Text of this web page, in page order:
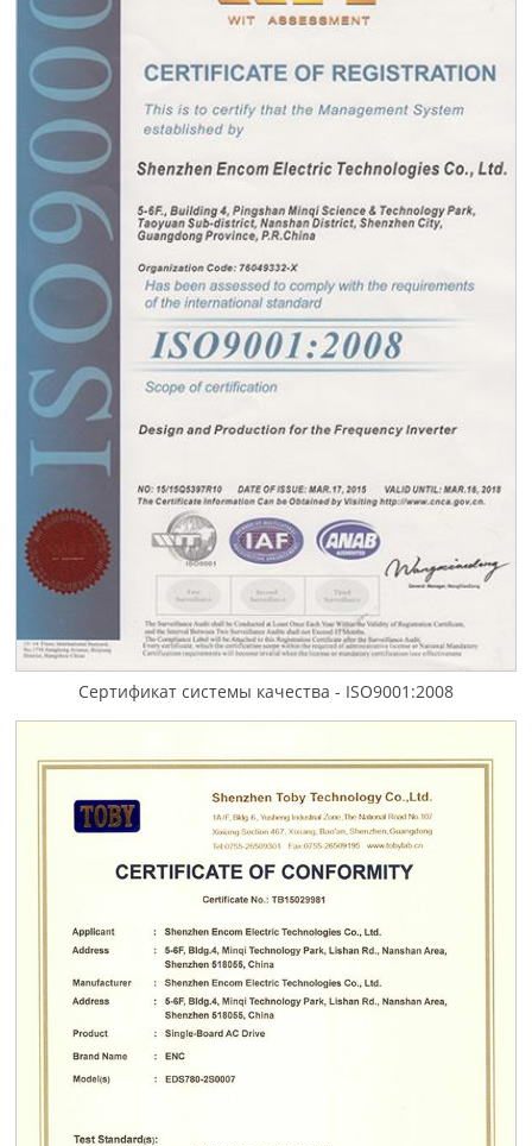
Сертификат системы качества - ISO9001:2008